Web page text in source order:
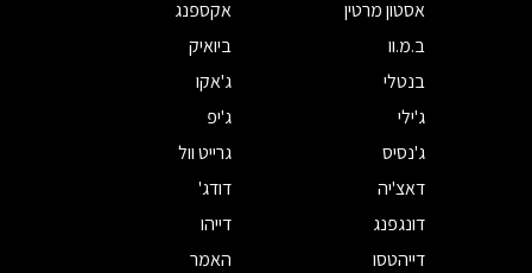
אסטון מרטין
אקספנג
ב.מ.וו
ביואיק
בנטלי
ג'אקו
ג'ילי
ג'יפ
ג'נסיס
גרייט וול
דאצ'יה
דודג'
דונגפנג
דייהו
דייהטסו
האמר